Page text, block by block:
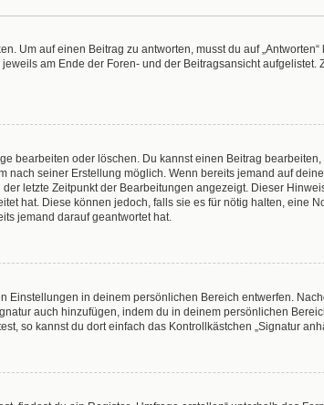
Um auf einen Beitrag zu antworten, musst du auf
am Ende der Foren- und der Beitragsansicht aufgelistet.
bearbeiten oder löschen. Du kannst einen Beitrag
seiner Erstellung möglich. Wenn bereits jemand auf
letzte Zeitpunkt der Bearbeitungen angezeigt. Dieser
hat. Diese können jedoch, falls sie es für nötig halten, eine
jemand darauf geantwortet hat.
in deinem persönlichen Bereich entwerfen.
auch hinzufügen, indem du in deinem persönlichen
so kannst du dort einfach das Kontrollkästchen „Signatur